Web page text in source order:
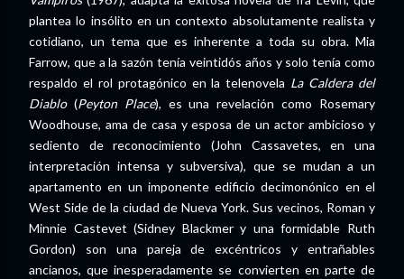
plantea lo insólito en un contexto absolutamente realista y
cotidiano, un tema que es inherente a toda su obra. Mia
Farrow, que a la sazón tenía veintidós años y solo tenía como
respaldo el rol protagónico en la telenovela La Caldera del
Diablo(Peyton Place), es una revelación como Rosemary
Woodhouse, ama de casa y esposa de un actor ambicioso y
sediento de reconocimiento (John Cassavetes, en una
interpretación intensa y subversiva), que se mudan a un
apartamento en un imponente edificio decimonónico en el
West Side de la ciudad de Nueva York. Sus vecinos, Roman y
Minnie Castevet (Sidney Blackmer y una formidable Ruth
Gordon) son una pareja de excéntricos y entrañables
ancianos, que inesperadamente se convierten en parte de